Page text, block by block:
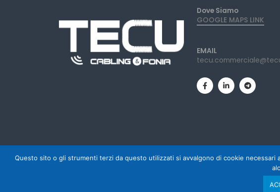
Dove Siamo
GOOGLE MAPS LINK
EMAIL
Questo sito o gli strumenti terzi da questo utilizzati si avvalgono di cookie